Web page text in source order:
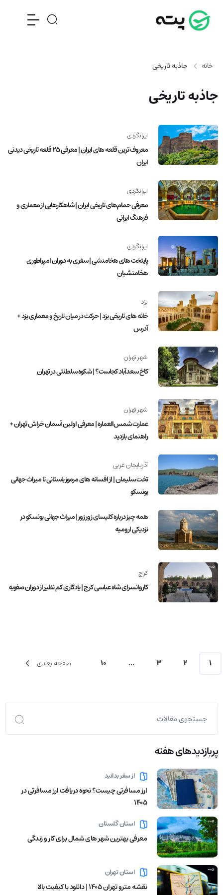
خانه جاذبه تاریخی
جاذبه تاریخی
ایرانگردی
معروف ترین قلعه های ایران | معرفی 25 قلعه تاریخی دیدنی
ایران
ایرانگردی
معرفی حمام‌های تاریخی ایران | شاهکارهایی از معماری و
فرهنگ ایرانی
ایرانگردی
پایتخت های هخامنشی | سفری به دوران امپراطوری
هخامنشیان
یزد
خانه های تاریخی یزد | حرکت در میان تاریخ و معماری یزد +
آدرس
شهر تهران
کاخ سعدآباد کجاست؟ | شکوه سلطنتی در تهران
شهر تهران
عمارت شمس‌العماره | معرفی اولین آسمان‌ خراش تهران +
راهنمای بازدید
آذربایجان غربی
تخت سلیمان | از افسانه های مرموز باستانی تا میراث جهانی
یونسکو
همه چیز درباره کلیسای زور زور | میراث جهانی یونسکو در
نزدیکی ارومیه
کرج
کاروانسرای شاه عباسی کرج | یادگاری کم نظیر از دوران صفویه
1
2
3
...
10 صفحه بعدی
پربازدید‌های هفته
از سفر بدانید
ارز مسافرتی چیست؟ نحوه دریافت ارز مسافرتی در
1405
استان گلستان
معرفی بهترین شهر های شمال برای کار و زندگی
استان تهران
نقشه مترو تهران ۱۴۰۵ | دانلود با کیفیت بالا